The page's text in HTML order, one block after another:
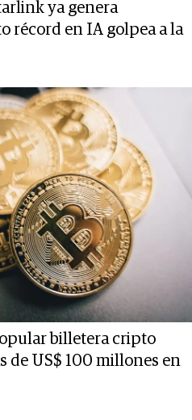
ya genera
récord en IA golpea a la
billetera cripto
de US$ 100 millones en